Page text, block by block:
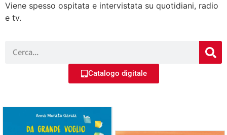
Viene spesso ospitata e intervistata su quotidiani, radio
e tv.
Catalogo digitale